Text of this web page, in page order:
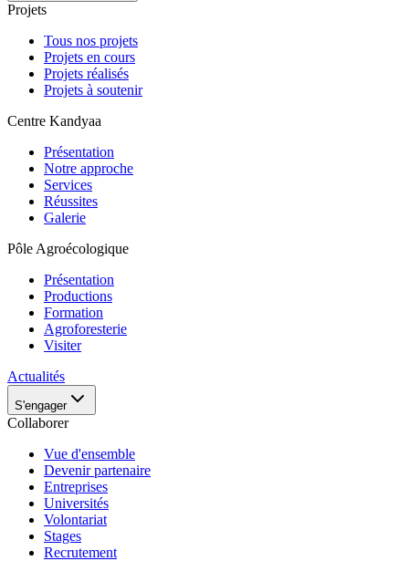
Projets
Tous nos projets
Projets en cours
Projets réalisés
Projets à soutenir
Centre Kandyaa
Présentation
Notre approche
Services
Réussites
Galerie
Pôle Agroécologique
Présentation
Productions
Formation
Agroforesterie
Visiter
Actualités
S'engager
Collaborer
Vue d'ensemble
Devenir partenaire
Entreprises
Universités
Volontariat
Stages
Recrutement